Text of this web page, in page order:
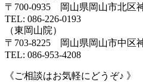
〒700-0935 岡山県岡山市北区
TEL: 086-226-0193
（東岡山院）
〒703-8225 岡山県岡山市中区
TEL: 086-953-4208
《ご相談はお気軽にどうぞ♪ 》